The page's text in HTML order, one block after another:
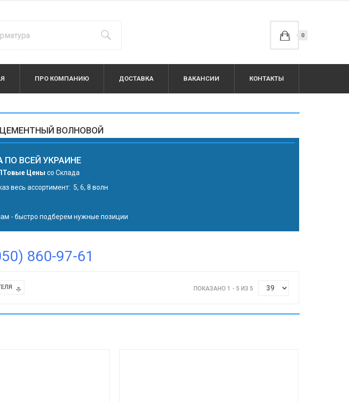
0
ПРО КОМПАНИЮ ДОСТАВКА ВАКАНСИИ КОНТАКТЫ
ВОЛНОВОЙ
ПО ВСЕЙ УКРАИНЕ
Цены со Склада
весь ассортимент: 5, 6, 8 волн
- быстро подберем нужные позиции
860-97-61
ПОКАЗАНО 1 - 5 ИЗ 5